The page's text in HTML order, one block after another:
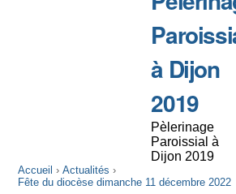
à Dijon
2019
Pèlerinage
Paroissial à
Dijon 2019
Accueil › Actualités ›
Fête du diocèse dimanche 11 décembre 2022